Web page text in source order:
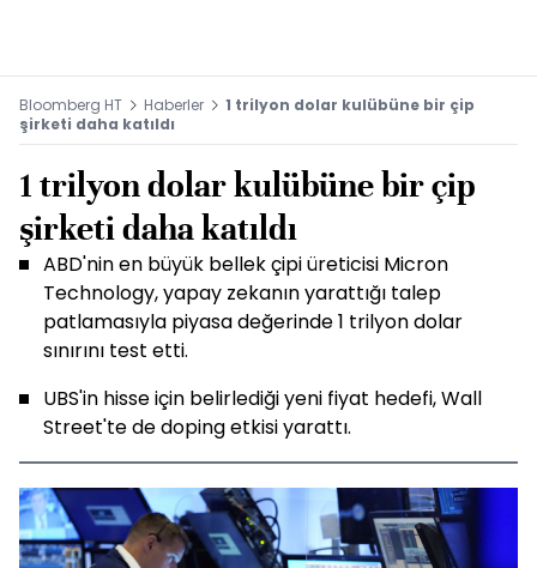
Bloomberg HT Haberler
1 trilyon dolar kulübüne bir çip
şirketi daha katıldı
1 trilyon dolar kulübüne bir çip
şirketi daha katıldı
ABD'nin en büyük bellek çipi üreticisi Micron
Technology, yapay zekanın yarattığı talep
patlamasıyla piyasa değerinde 1 trilyon dolar
sınırını test etti.
UBS'in hisse için belirlediği yeni fiyat hedefi, Wall
Street'te de doping etkisi yarattı.